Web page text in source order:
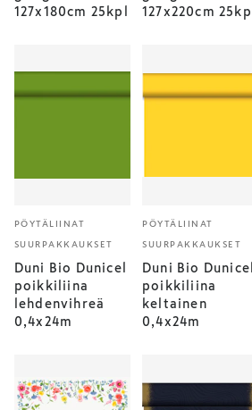
127x180cm 25kpl 127x220cm 25kpl
PÖYTÄLIINAT
SUURPAKKAUKSET
Duni Bio Dunicel
poikkiliina
lehdenvihreä
0,4x24m
PÖYTÄLIINAT
SUURPAKKAUKSET
Duni Bio Dunicel
poikkiliina
keltainen
0,4x24m